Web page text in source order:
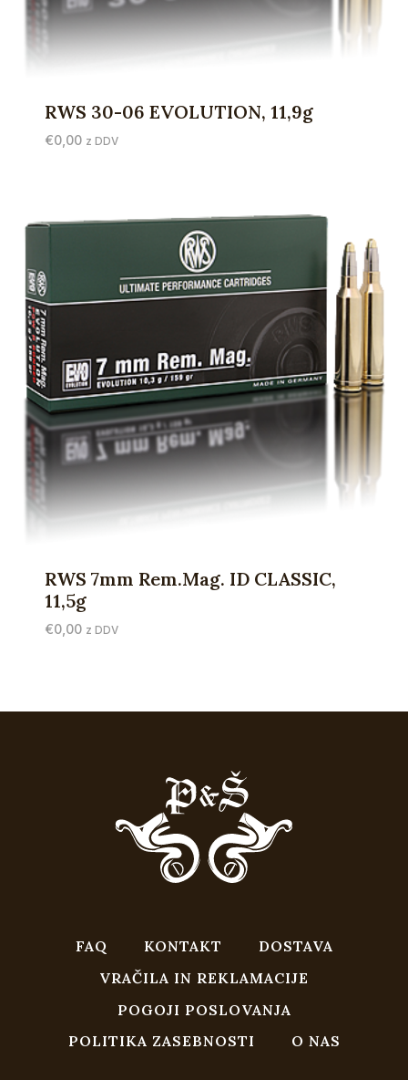
RWS 30-06 EVOLUTION, 11,9g
€0,00 z DDV
RWS 7mm Rem.Mag. ID CLASSIC,
11,5g
€0,00 z DDV
FAQ KONTAKT
DOSTAVA
VRAČILA IN REKLAMACIJE
POGOJI POSLOVANJA
POLITIKA ZASEBNOSTI
O NAS